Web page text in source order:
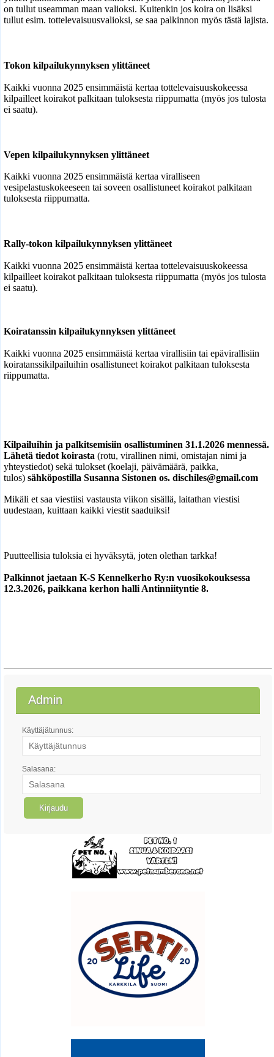
on tullut useamman maan valioksi. Kuitenkin jos koira on lisäksi
tullut esim. tottelevaisuusvalioksi, se saa palkinnon myös tästä lajista.
Tokon kilpailukynnyksen ylittäneet
Kaikki vuonna 2025 ensimmäistä kertaa tottelevaisuuskokeessa
kilpailleet koirakot palkitaan tuloksesta riippumatta (myös jos tulosta
ei saatu).
Vepen kilpailukynnyksen ylittäneet
Kaikki vuonna 2025 ensimmäistä kertaa viralliseen
vesipelastuskokeeseen tai soveen osallistuneet koirakot palkitaan
tuloksesta riippumatta.
Rally-tokon kilpailukynnyksen ylittäneet
Kaikki vuonna 2025 ensimmäistä kertaa tottelevaisuuskokeessa
kilpailleet koirakot palkitaan tuloksesta riippumatta (myös jos tulosta
ei saatu).
Koiratanssin kilpailukynnyksen ylittäneet
Kaikki vuonna 2025 ensimmäistä kertaa virallisiin tai epävirallisiin
koiratanssikilpailuihin osallistuneet koirakot palkitaan tuloksesta
riippumatta.
Kilpailuihin ja palkitsemisiin osallistuminen 31.1.2026 mennessä.
Lähetä tiedot koirasta (rotu, virallinen nimi, omistajan nimi ja
yhteystiedot) sekä tulokset (koelaji, päivämäärä, paikka,
tulos) sähköpostilla Susanna Sistonen os. dischiles@gmail.com
Mikäli et saa viestiisi vastausta viikon sisällä, laitathan viestisi
uudestaan, kuittaan kaikki viestit saaduiksi!
Puutteellisia tuloksia ei hyväksytä, joten olethan tarkka!
Palkinnot jaetaan K-S Kennelkerho Ry:n vuosikokouksessa
12.3.2026, paikkana kerhon halli Antinniityntie 8.
Admin
Käyttäjätunnus:
Salasana: